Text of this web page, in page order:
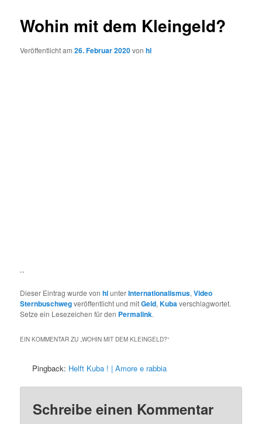
Wohin mit dem Kleingeld?
Veröffentlicht am26. Februar 2020vonhl
..
Dieser Eintrag wurde vonhlunterInternationalismus,Video
Sternbuschwegveröffentlicht und mitGeld,Kubaverschlagwortet.
Setze ein Lesezeichen für den Permalink.
EIN KOMMENTAR ZU „WOHIN MIT DEM KLEINGELD?“
Pingback: Helft Kuba ! | Amore e rabbia
Schreibe einen Kommentar